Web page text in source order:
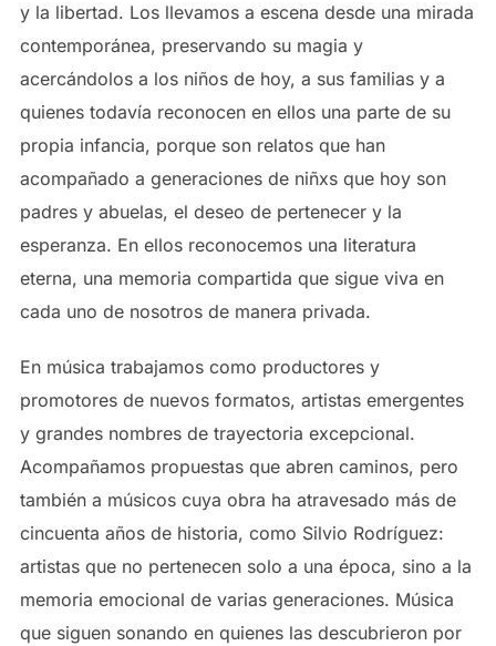
y la libertad. Los llevamos a escena desde una mirada
contemporánea, preservando su magia y
acercándolos a los niños de hoy, a sus familias y a
quienes todavía reconocen en ellos una parte de su
propia infancia, porque son relatos que han
acompañado a generaciones de niñxs que hoy son
padres y abuelas, el deseo de pertenecer y la
esperanza. En ellos reconocemos una literatura
eterna, una memoria compartida que sigue viva en
cada uno de nosotros de manera privada.
En música trabajamos como productores y
promotores de nuevos formatos, artistas emergentes
y grandes nombres de trayectoria excepcional.
Acompañamos propuestas que abren caminos, pero
también a músicos cuya obra ha atravesado más de
cincuenta años de historia, como Silvio Rodríguez:
artistas que no pertenecen solo a una época, sino a la
memoria emocional de varias generaciones. Música
que siguen sonando en quienes las descubrieron por